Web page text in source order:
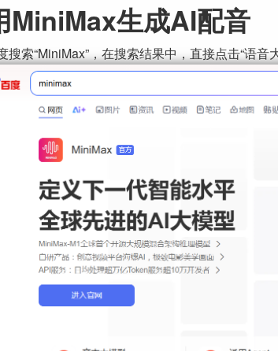
MiniMax生成AI配音
搜索“MiniMax”，在搜索结果中，直接点击“语音